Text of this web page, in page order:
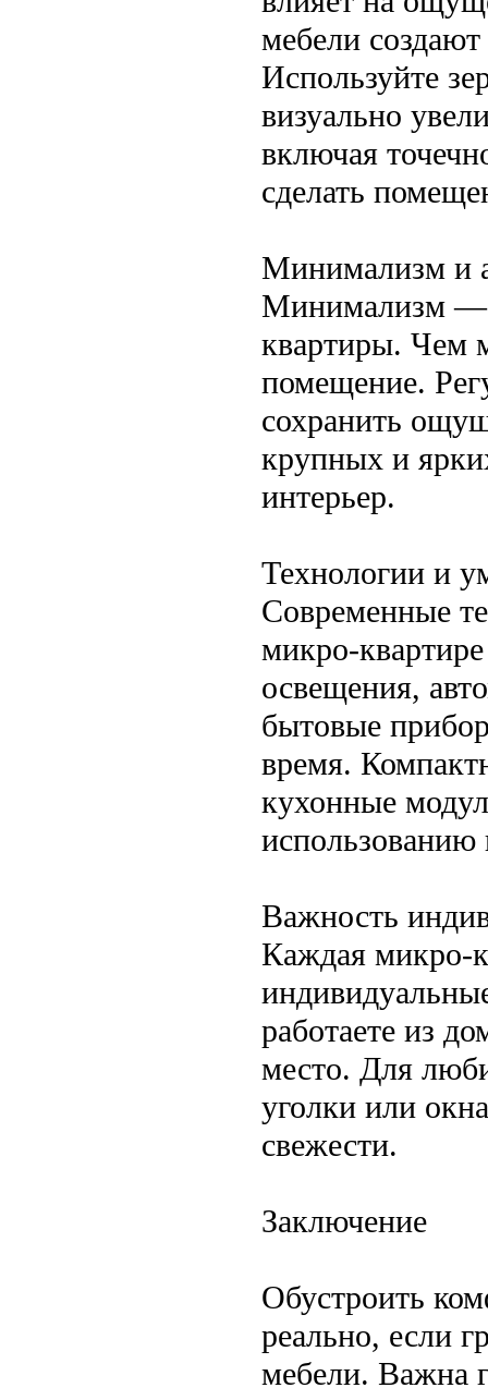
мебели
Используйте
визуально
включая
сделать
Минимализм и
Минимализм —
квартиры. Чем
помещение.
сохранить
крупных и
интерьер.
Технологии и
Современные
микро-
освещения,
бытовые
время.
кухонные
Важность
Каждая микро-
работаете из
место. Для
уголки или
свежести.
Заключение
Обустроить
реально, если
мебели. Важна